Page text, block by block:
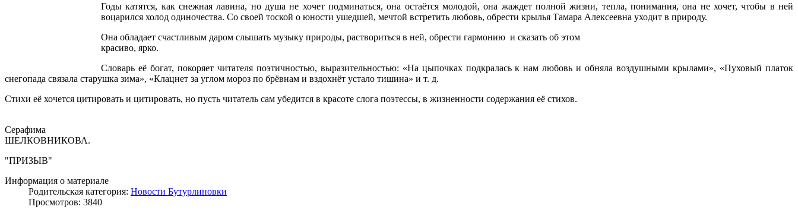
Годы катятся, как снежная лавина, но душа не хочет подминаться, она остаётся молодой, она жаждет полной жизни, тепла, понимания, она не хочет, чтобы в ней
воцарился холод одиночества. Со своей тоской о юности ушедшей, мечтой встретить любовь, обрести крылья Тамара Алексеевна уходит в природу.
Она обладает счастливым даром слышать музыку природы, раствориться в ней, обрести гармонию и сказать об этом
красиво, ярко.
Словарь её богат, покоряет читателя поэтичностью, выразительностью: «На цыпочках подкралась к нам любовь и обняла воздушными крылами», «Пуховый платок
снегопада связала старушка зима», «Клацнет за углом мороз по брёвнам и вздохнёт устало тишина» и т. д.
Стихи её хочется цитировать и цитировать, но пусть читатель сам убедится в красоте слога поэтессы, в жизненности содержания её стихов.
Серафима
ШЕЛКОВНИКОВА.
"ПРИЗЫВ"
Информация о материале
Родительская категория: Новости Бутурлиновки
Просмотров: 3840